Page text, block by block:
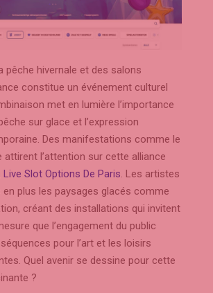
pêche hivernale et des salons
constitue un événement culturel
met en lumière l’importance
sur glace et l’expression
Des manifestations comme le
attirent l’attention sur cette alliance
Live Slot Options De Paris. Les artistes
en plus les paysages glacés comme
créant des installations qui invitent
que l’engagement du public
pour l’art et les loisirs
Quel avenir se dessine pour cette
?